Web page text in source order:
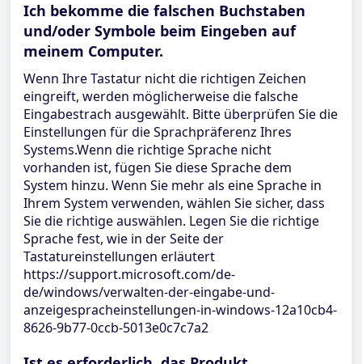
Ich bekomme die falschen Buchstaben
und/oder Symbole beim Eingeben auf
meinem Computer.
Wenn Ihre Tastatur nicht die richtigen Zeichen
eingreift, werden möglicherweise die falsche
Eingabestrach ausgewählt. Bitte überprüfen Sie die
Einstellungen für die Sprachpräferenz Ihres
Systems.Wenn die richtige Sprache nicht
vorhanden ist, fügen Sie diese Sprache dem
System hinzu. Wenn Sie mehr als eine Sprache in
Ihrem System verwenden, wählen Sie sicher, dass
Sie die richtige auswählen. Legen Sie die richtige
Sprache fest, wie in der Seite der
Tastatureinstellungen erläutert
https://support.microsoft.com/de-
de/windows/verwalten-der-eingabe-und-
anzeigespracheinstellungen-in-windows-12a10cb4-
8626-9b77-0ccb-5013e0c7c7a2